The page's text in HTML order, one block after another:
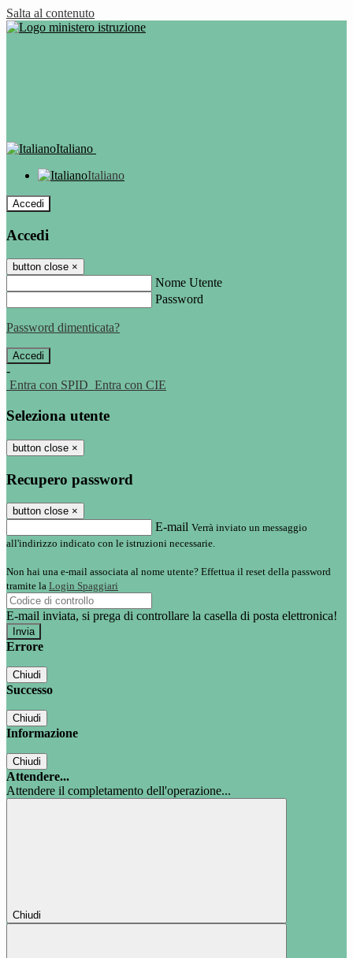
Salta al contenuto
Italiano
Italiano
Accedi
Accedi
button close ×
Nome Utente
Password
Password dimenticata?
-
Entra con SPID Entra con CIE
Seleziona utente
button close ×
Recupero password
button close ×
E-mail Verrà inviato un messaggio
all'indirizzo indicato con le istruzioni necessarie.
Non hai una e-mail associata al nome utente? Effettua il reset della password
tramite la Login Spaggiari
E-mail inviata, si prega di controllare la casella di posta elettronica!
Errore
Chiudi
Successo
Chiudi
Informazione
Chiudi
Attendere...
Attendere il completamento dell'operazione...
Chiudi